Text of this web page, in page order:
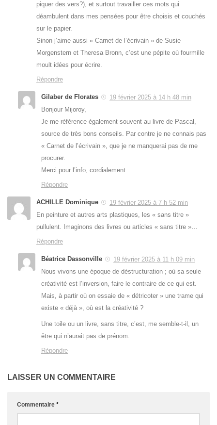
piquer des vers?), et surtout travailler ces mots qui
déambulent dans mes pensées pour être choisis et couchés
sur le papier.
Sinon j’aime aussi « Carnet de l’écrivain » de Susie
Morgenstern et Theresa Bronn, c’est une pépite où fourmille
moult idées pour écrire.
Répondre
Gilaber de Florates
19 février 2025 à 14 h 48 min
Bonjour Mijoroy,
Je me référence également souvent au livre de Pascal,
source de très bons conseils. Par contre je ne connais pas
« Carnet de l’écrivain », que je ne manquerai pas de me
procurer.
Merci pour l’info, cordialement.
Répondre
ACHILLE Dominique
19 février 2025 à 7 h 52 min
En peinture et autres arts plastiques, les « sans titre »
pullulent. Imaginons des livres ou articles « sans titre »…
Répondre
Béatrice Dassonville
19 février 2025 à 11 h 09 min
Nous vivons une époque de déstructuration ; où sa seule
créativité est l’inversion, faire le contraire de ce qui est.
Mais, à partir où on essaie de « détricoter » une trame qui
existe « déjà », où est la créativité ?
Une toile ou un livre, sans titre, c’est, me semble-t-il, un
être qui n’aurait pas de prénom.
Répondre
LAISSER UN COMMENTAIRE
Commentaire *